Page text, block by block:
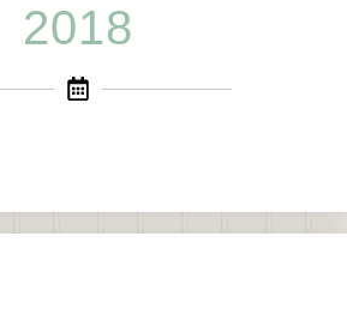
2018